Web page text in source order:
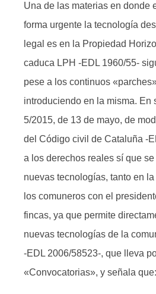
Una de las materias en donde
forma urgente la tecnología
legal es en la Propiedad
caduca LPH -EDL 1960/55-
pese a los continuos
introduciendo en la misma. En
5/2015, de 13 de mayo, de
del Código civil de Cataluña -
a los derechos reales sí que
nuevas tecnologías, tanto en
los comuneros con el
fincas, ya que permite
nuevas tecnologías de la
-EDL 2006/58523-, que lleva
«Convocatorias», y señala